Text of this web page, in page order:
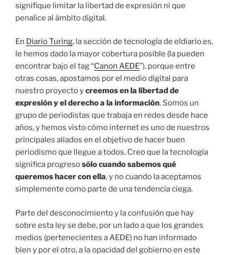
signifique limitar la libertad de expresión ni que
penalice al ámbito digital.
En Diario Turing, la sección de tecnología de eldiario.es,
le hemos dado la mayor cobertura posible (la pueden
encontrar bajo el tag “Canon AEDE”), porque entre
otras cosas, apostamos por el medio digital para
nuestro proyecto ycreemos en la libertad de
expresión y el derecho a la información. Somos un
grupo de periodistas que trabaja en redes desde hace
años, y hemos visto cómo internet es uno de nuestros
principales aliados en el objetivo de hacer buen
periodismo que llegue a todos. Creo que la tecnología
significa progresosólo cuando sabemos qué
queremos hacer con ella, y no cuando la aceptamos
simplemente como parte de una tendencia ciega.
Parte del desconocimiento y la confusión que hay
sobre esta ley se debe, por un lado a que los grandes
medios (pertenecientes a AEDE) no han informado
bien y por el otro, a la opacidad del gobierno en este